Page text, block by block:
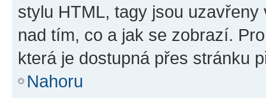
stylu HTML, tagy jsou
nad tím, co a jak se zobrazí.
která je dostupná přes stránku
Nahoru